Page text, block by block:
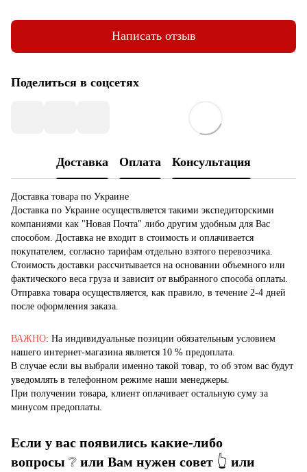
Написать отзыв
Поделиться в соцсетях
Доставка Оплата Консультация
Доставка товара по Украине
Доставка по Украине осуществляется такими экспедиторскими
компаниями как "Новая Почта" либо другим удобным для Вас
способом. Доставка не входит в стоимость и оплачивается
покупателем, согласно тарифам отдельно взятого перевозчика.
Стоимость доставки рассчитывается на основании объемного или
фактического веса груза и зависит от выбранного способа оплаты.
Отправка товара осуществляется, как правило, в течение 2-4 дней
после оформления заказа.
ВАЖНО: На индивидуальные позиции обязательным условием
нашего интернет-магазина является 10 % предоплата.
В случае если вы выбрали именно такой товар, то об этом вас будут
уведомлять в телефонном режиме наши менеджеры.
При получении товара, клиент оплачивает остальную суму за
минусом предоплаты.
Если у вас появились какие-либо
вопросы ❔ или Вам нужен совет 👆 или